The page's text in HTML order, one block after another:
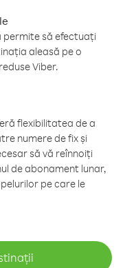
permite să efectuați
aleasă pe o
Viber.
flexibilitatea de a
numere de fix și
să vă reînnoiți
de abonament lunar,
pe care le